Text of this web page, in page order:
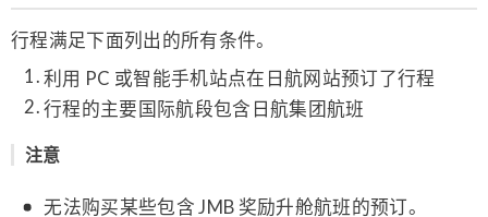
行程满足下面列出的所有条件。
利用 PC 或智能手机站点在日航网站预订了行程
行程的主要国际航段包含日航集团航班
注意
无法购买某些包含 JMB 奖励升舱航班的预订。